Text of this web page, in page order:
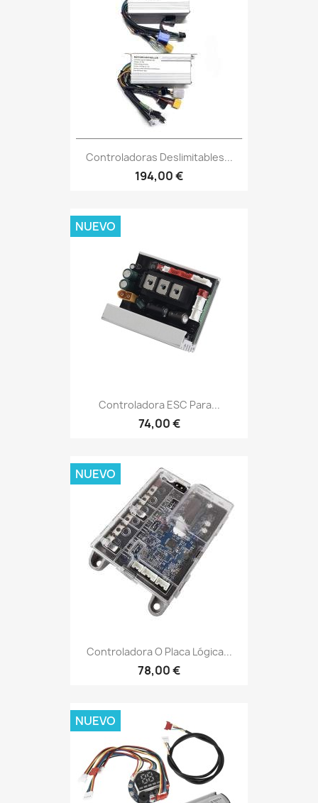
Controladoras Deslimitables...
194,00 €
Controladora ESC Para...
74,00 €
NUEVO
Controladora O Placa Lógica...
78,00 €
NUEVO
NUEVO